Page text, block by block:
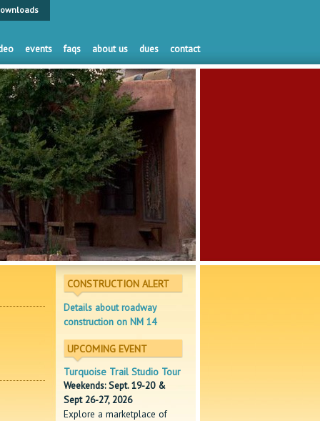
events faqs about us dues contact
CONSTRUCTION ALERT
Details about roadway
construction on NM 14
UPCOMING EVENT
Turquoise Trail Studio Tour
Weekends: Sept. 19-20 &
Sept 26-27, 2026
Explore a marketplace of